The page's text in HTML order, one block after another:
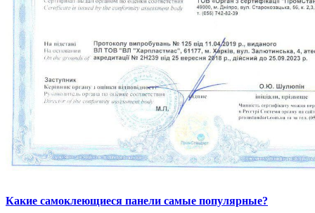
Какие самоклеющиеся панели самые популярные?